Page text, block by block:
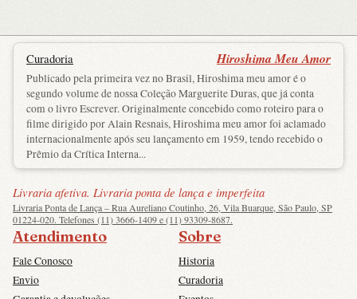
Curadoria Hiroshima Meu Amor
Publicado pela primeira vez no Brasil, Hiroshima meu amor é o
segundo volume de nossa Coleção Marguerite Duras, que já conta
com o livro Escrever. Originalmente concebido como roteiro para o
filme dirigido por Alain Resnais, Hiroshima meu amor foi aclamado
internacionalmente após seu lançamento em 1959, tendo recebido o
Prêmio da Crítica Interna...
Livraria afetiva. Livraria ponta de lança e imperfeita
Livraria Ponta de Lança – Rua Aureliano Coutinho, 26, Vila Buarque, São Paulo, SP
01224-020. Telefones (11) 3666-1409 e (11) 93309-8687.
Atendimento
Fale Conosco
Envio
Sobre
Historia
Curadoria